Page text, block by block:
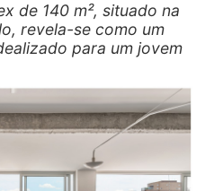
de 140 m², situado na
revela-se como um
para um jovem